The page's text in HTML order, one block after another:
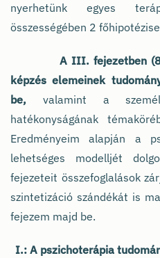
nyerhetünk egyes
összességében 2
A III. fejezetben
képzés elemeinek
be, valamint a
hatékonyságának
Eredményeim alapján a
lehetséges modelljét
fejezeteit összefoglalások
szintetizáció szándékát is
fejezem majd be.
I.: A pszichoterápia